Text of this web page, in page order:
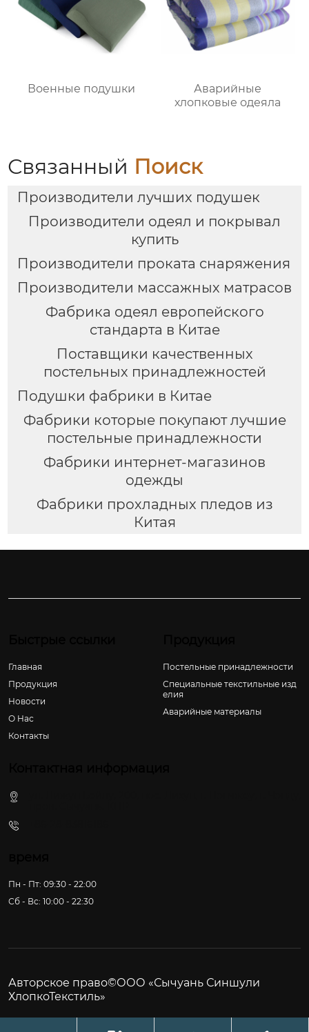
Военные подушки
Аварийные
хлопковые одеяла
Связанный Поиск
Производители лучших подушек
Производители одеял и покрывал
купить
Производители проката снаряжения
Производители массажных матрасов
Фабрика одеял европейского
стандарта в Китае
Поставщики качественных
постельных принадлежностей
Подушки фабрики в Китае
Фабрики которые покупают лучшие
постельные принадлежности
Фабрики интернет-магазинов
одежды
Фабрики прохладных пледов из
Китая
Главная
Продукция
Новости
О Hас
Контакты
Постельные принадлежности
Специальные текстильные изд
елия
Аварийные материалы
Пн - Пт: 09:30 - 22:00
Сб - Вс: 10:00 - 22:30
Авторское право©ООО «Сычуань Синшули
ХлопкоТекстиль»